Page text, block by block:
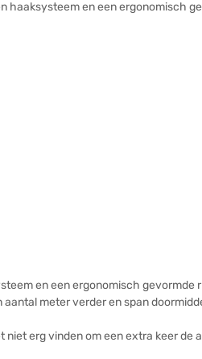
haaksysteem en een ergonomisch
en een ergonomisch gevormde
meter verder en span
erg vinden om een extra keer de